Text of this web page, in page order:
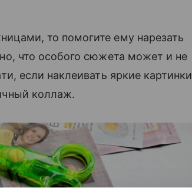
то помогите ему нарезать
что особого сюжета может и не
если наклеивать яркие картинки
коллаж.